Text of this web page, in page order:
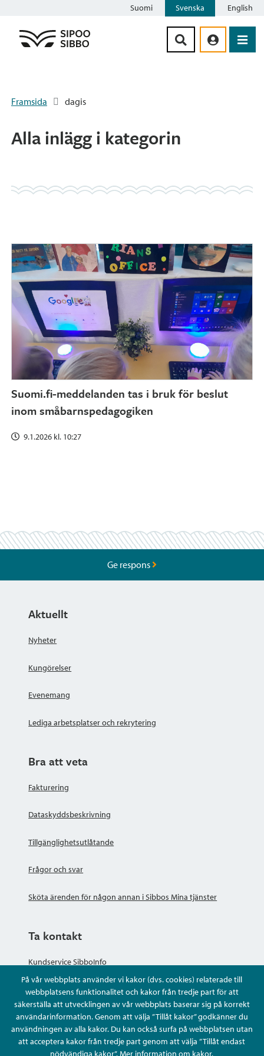
Suomi Svenska English
Framsida dagis
Alla inlägg i kategorin
Suomi.fi-meddelanden tas i bruk för beslut
inom småbarnspedagogiken
9.1.2026 kl. 10:27
På vår webbplats använder vi kakor (dvs. cookies) relaterade till
webbplatsens funktionalitet och kakor från tredje part för att
säkerställa att utvecklingen av vår webbplats baserar sig på korrekt
användarinformation. Genom att välja ”Tillåt kakor” godkänner du
användningen av alla kakor. Du kan också surfa på webbplatsen utan
att acceptera kakor från tredje part genom att välja ”Tillåt endast
nödvändiga kakor”. Mer information om kakor.
Ge respons
Aktuellt
Nyheter
Kungörelser
Evenemang
Lediga arbetsplatser och rekrytering
Bra att veta
Fakturering
Dataskyddsbeskrivning
Tillgänglighetsutlåtande
Frågor och svar
Sköta ärenden för någon annan i Sibbos Mina tjänster
Ta kontakt
Kundservice SibboInfo
Ge anonym respons
Ställ en fråga eller sköta ditt ärende
Kontaktuppgifter